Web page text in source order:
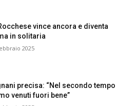
vince ancora e diventa
in solitaria
2025
precisa: “Nel secondo tempo
venuti fuori bene”